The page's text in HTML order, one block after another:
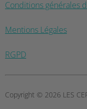
Conditions générales
Mentions Légales
RGPD
Copyright © 2026 LES